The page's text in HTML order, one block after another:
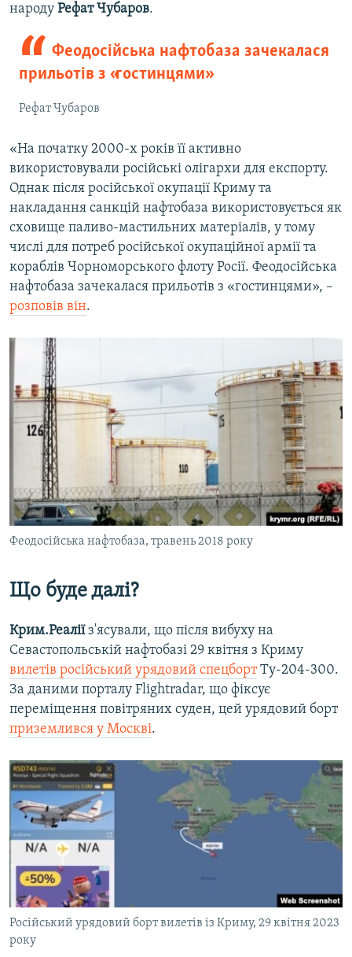
народу Рефат Чубаров.
Феодосійська нафтобаза зачекалася
прильотів з «гостинцями»
Рефат Чубаров
«На початку 2000-х років її активно
використовували російські олігархи для експорту.
Однак після російської окупації Криму та
накладання санкцій нафтобаза використовується як
сховище паливо-мастильних матеріалів, у тому
числі для потреб російської окупаційної армії та
кораблів Чорноморського флоту Росії. Феодосійська
нафтобаза зачекалася прильотів з «гостинцями», –
розповів він.
Феодосійська нафтобаза, травень 2018 року
Що буде далі?
Крим.Реаліїз'ясували, що після вибуху на
Севастопольській нафтобазі 29 квітня з Криму
вилетів російський урядовий спецбортТу-204-300.
За даними порталу Flightradar, що фіксує
переміщення повітряних суден, цей урядовий борт
приземлився у Москві.
Російський урядовий борт вилетів із Криму, 29 квітня 2023
року